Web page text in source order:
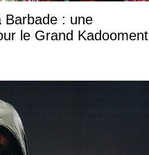
Barbade : une
le Grand Kadooment